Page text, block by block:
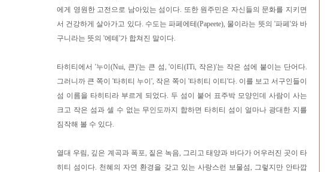
에게 영원한 고전으로 남아있는 섬이다. 또한 원주민은 자신들의 문화를 지키면
서 건강하게 살아가고 있다. 수도는 파페에테(Papeete), 물이라는 뜻의 '파페'와 바
구니라는 뜻의 '에테'가 합쳐진 말이다.
타히티에서 '누이(Nui, 큰)'는 큰 섬, '이티(ITi, 작은)'는 작은 섬에 붙이는 단어다.
그러니까 큰 쪽이 '타히티 누이', 작은 쪽이 '타히티 이티'다. 이를 보고 서구인들이
섬 이름을 타히티라 부르게 되었다. 두 섬이 붙어 표주박 모양인데 사람이 사는
크고 작은 섬과 셀 수 없는 무인도까지 합하면 타히티 섬이 얼마나 광대한 지를
짐작해 볼 수 있다.
열대 우림, 깊은 계곡과 폭포, 짙은 녹음, 그리고 태양과 바다가 어우러진 곳이 타
히티 섬이다. 천혜의 자연 환경을 갖고 있는 사랑스런 보물섬, 그렇지만 안타깝